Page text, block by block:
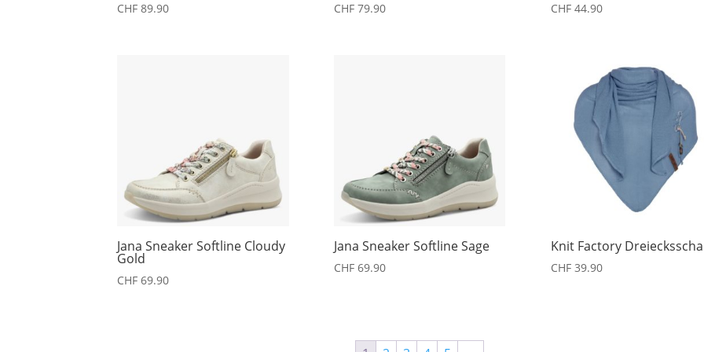
CHF 89.90 CHF 79.90 CHF44.90
Jana Sneaker Softline Cloudy
Gold
CHF 69.90
Jana Sneaker Softline Sage
CHF 69.90
Knit Factory
CHF39.90